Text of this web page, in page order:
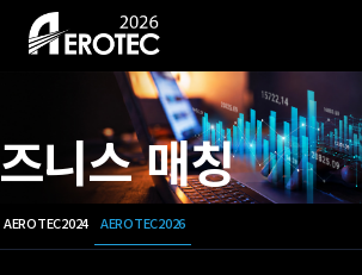
니스 매칭
AEROTEC2024 AEROTEC2026